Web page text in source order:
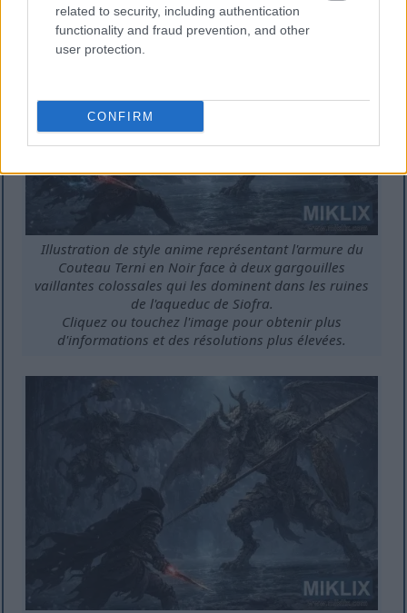
related to security, including authentication
functionality and fraud prevention, and other
user protection.
CONFIRM
Illustration de style anime représentant l'armure du
Couteau Terni en Noir face à deux gargouilles
vaillantes colossales qui les dominent dans les ruines
de l'aqueduc de Siofra.
Cliquez ou touchez l'image pour obtenir plus
d'informations et des résolutions plus élevées.